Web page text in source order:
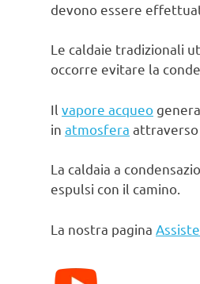
devono essere
Le caldaie tradizionali
occorre evitare la
Il vapore acqueo
in atmosfera attraverso
La caldaia a
espulsi con il camino.
La nostra pagina